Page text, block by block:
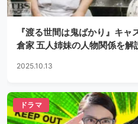
『渡る世間は鬼ばかり』キ
倉家 五人姉妹の人物関係を解
2025.10.13
ドラマ